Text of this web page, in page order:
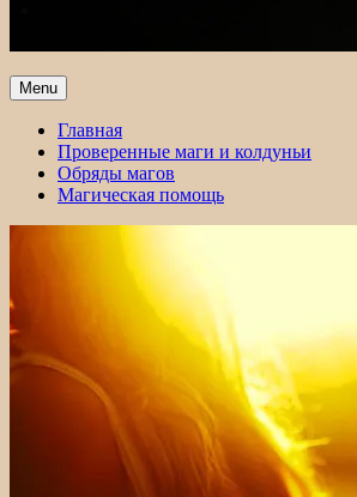
Menu
Главная
Проверенные маги и колдуньи
Обряды магов
Магическая помощь